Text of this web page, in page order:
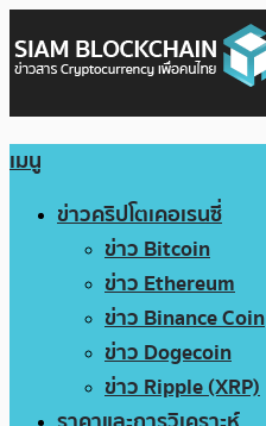
เมนู
ข่าวคริปโตเคอเรนซี่
ข่าว Bitcoin
ข่าว Ethereum
ข่าว Binance Coin
ข่าว Dogecoin
ข่าว Ripple (XRP)